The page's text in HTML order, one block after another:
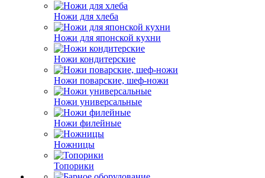
Ножи для хлеба
Ножи для японской кухни
Ножи кондитерские
Ножи поварские, шеф-ножи
Ножи универсальные
Ножи филейные
Ножницы
Топорики